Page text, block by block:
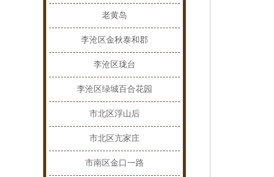
老黄岛
李沧区金秋泰和郡
李沧区珑台
李沧区绿城百合花园
市北区浮山后
市北区亢家庄
市南区金口一路